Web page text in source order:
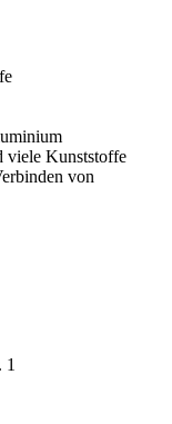
viele Kunststoffe
von
1